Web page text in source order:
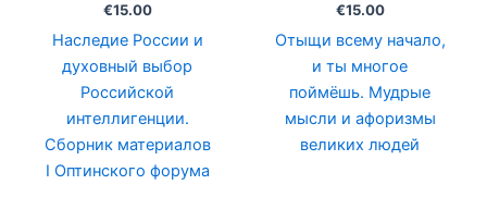
€15.00
Наследие России и
духовный выбор
Российской
интеллигенции.
Сборник материалов
I Оптинского форума
€15.00
Отыщи всему начало,
и ты многое
поймёшь. Мудрые
мысли и афоризмы
великих людей